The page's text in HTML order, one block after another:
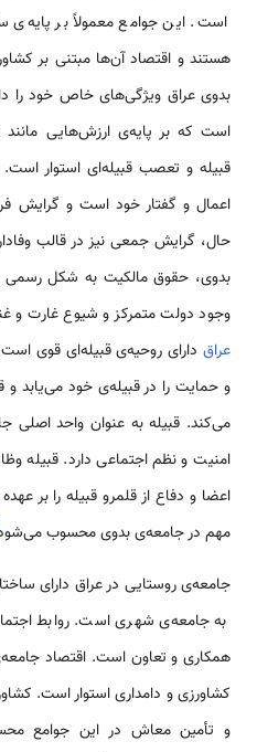
است. این جوامع معمولاً بر پایه‌ی
هستند و اقتصاد آن‌ها مبتنی بر
بدوی عراق ویژگی‌های خاص خود را
است که بر پایه‌ی ارزش‌هایی مانند
قبیله و تعصب قبیله‌ای استوار
اعمال و گفتار خود است و گرایش
حال، گرایش جمعی نیز در قالب
بدوی، حقوق مالکیت به شکل رسمی
وجود دولت متمرکز و شیوع غارت و
عراق دارای روحیه‌ی قبیله‌ای قوی
و حمایت را در قبیله‌ی خود می‌یابد
می‌کند. قبیله به عنوان واحد
امنیت و نظم اجتماعی دارد. قبیله
اعضا و دفاع از قلمرو قبیله را بر
مهم در جامعه‌ی بدوی محسوب
جامعه‌ی روستایی در عراق دارای
به جامعه‌ی شهری است. روابط
همکاری و تعاون است. اقتصاد
کشاورزی و دامداری استوار است.
و تأمین معاش در این جوامع